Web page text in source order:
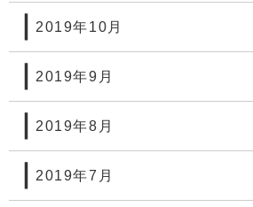
2019年10月
2019年9月
2019年8月
2019年7月